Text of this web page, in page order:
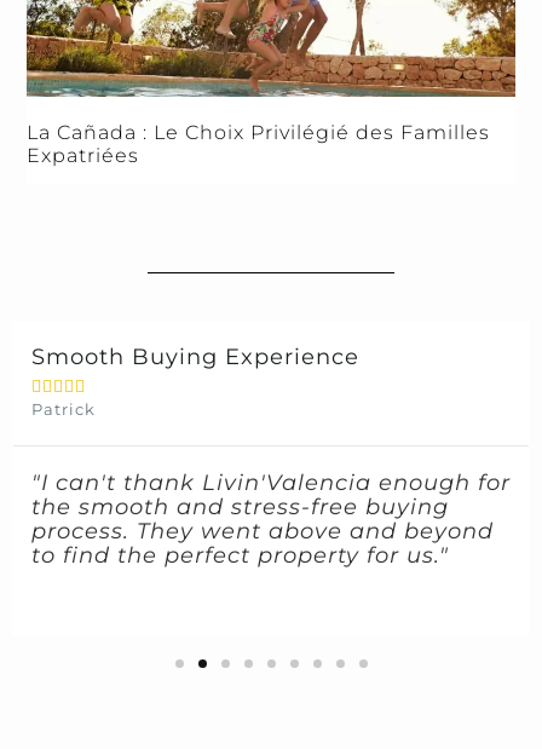
La Cañada : Le Choix Privilégié des Familles
Expatriées
Smooth Buying Experience
    
Patrick
"I can't thank Livin'Valencia enough for
the smooth and stress-free buying
process. They went above and beyond
to find the perfect property for us."